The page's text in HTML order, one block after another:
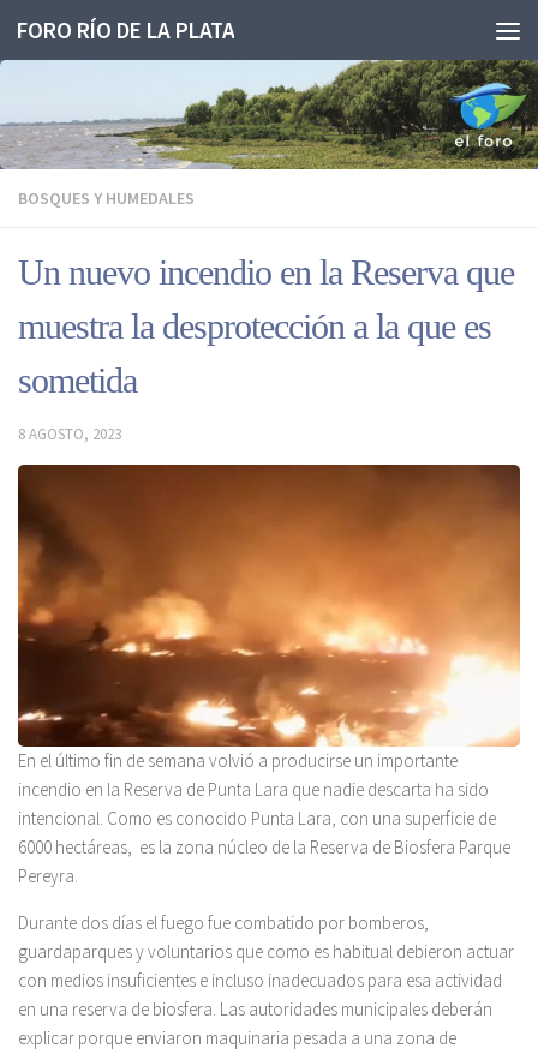
Saltar al contenido
FORO RÍO DE LA PLATA
BOSQUES Y HUMEDALES
Un nuevo incendio en la Reserva que
muestra la desprotección a la que es
sometida
8 AGOSTO, 2023
En el último fin de semana volvió a producirse un importante
incendio en la Reserva de Punta Lara que nadie descarta ha sido
intencional. Como es conocido Punta Lara, con una superficie de
6000 hectáreas, es la zona núcleo de la Reserva de Biosfera Parque
Pereyra.
Durante dos días el fuego fue combatido por bomberos,
guardaparques y voluntarios que como es habitual debieron actuar
con medios insuficientes e incluso inadecuados para esa actividad
en una reserva de biosfera. Las autoridades municipales deberán
explicar porque enviaron maquinaria pesada a una zona de